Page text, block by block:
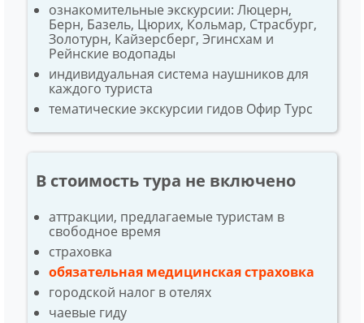
ознакомительные экскурсии: Люцерн,
Берн, Базель, Цюрих, Кольмар, Страсбург,
Золотурн, Кайзерсберг, Эгинсхам и
Рейнские водопады
индивидуальная система наушников для
каждого туриста
тематические экскурсии гидов Офир Турс
В стоимость тура не включено
аттракции, предлагаемые туристам в
свободное время
страховка
обязательная медицинская страховка
городской налог в отелях
чаевые гиду